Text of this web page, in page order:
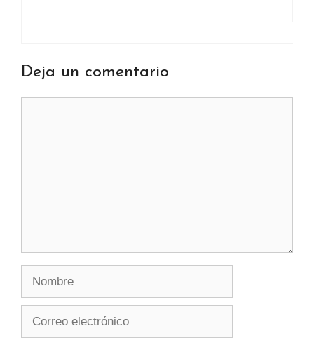
Deja un comentario